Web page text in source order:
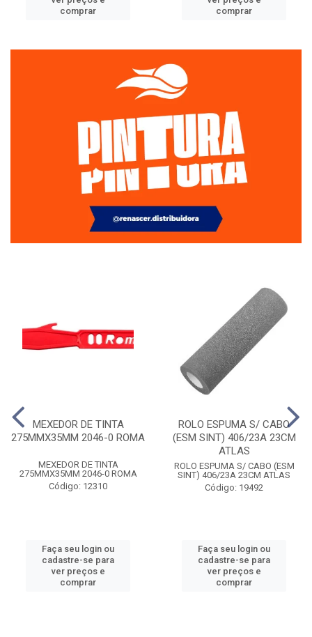
comprar
comprar
MEXEDOR DE TINTA
275MMX35MM 2046-0 ROMA
MEXEDOR DE TINTA
275MMX35MM 2046-0 ROMA
Código: 12310
Faça seu login ou
cadastre-se para
ver preços e
comprar
ROLO ESPUMA S/ CABO
(ESM SINT) 406/23A 23CM
ATLAS
ROLO ESPUMA S/ CABO (ESM
SINT) 406/23A 23CM ATLAS
Código: 19492
Faça seu login ou
cadastre-se para
ver preços e
comprar